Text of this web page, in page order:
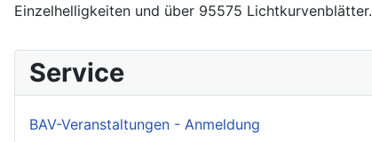
Einzelhelligkeiten und über 95575 Lichtkurvenblätter.
Service
BAV-Veranstaltungen - Anmeldung